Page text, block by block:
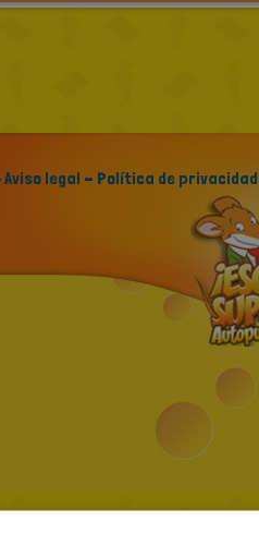
Aviso legal - Política de privacidad